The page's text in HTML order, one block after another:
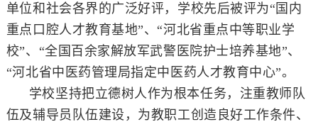
单位和社会各界的广泛好评，学校先后被评为“国内
重点口腔人才教育基地”、“河北省重点中等职业学
校”、“全国百余家解放军武警医院护士培养基地”、
“河北省中医药管理局指定中医药人才教育中心”。
学校坚持把立德树人作为根本任务，注重教师队
伍及辅导员队伍建设，为教职工创造良好工作条件、